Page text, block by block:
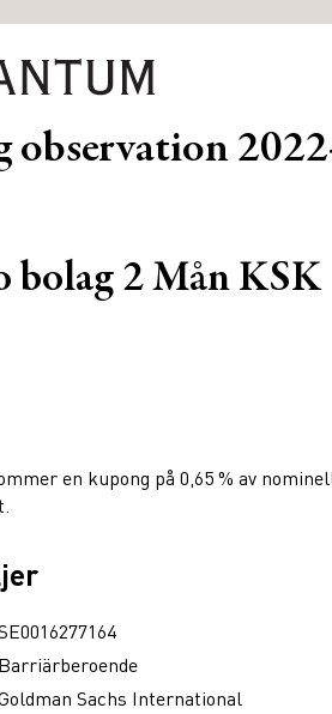
observation
bolag 2 Mån KSK
en kupong på 0,65 % av
Barriärberoende
Sachs International